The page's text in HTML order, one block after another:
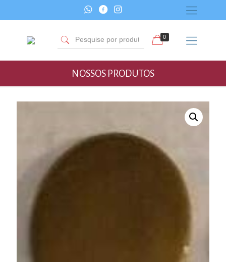
0
NOSSOS PRODUTOS